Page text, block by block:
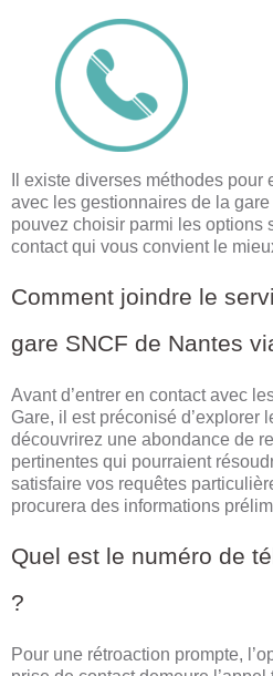
Il existe diverses méthodes
avec les gestionnaires de la
pouvez choisir parmi les options
contact qui vous convient le
Comment joindre le
gare SNCF de Nantes
Avant d’entrer en contact avec
Gare, il est préconisé d’explorer
découvrirez une abondance de
pertinentes qui pourraient
satisfaire vos requêtes
procurera des informations
Quel est le numéro de
?
Pour une rétroaction prompte,